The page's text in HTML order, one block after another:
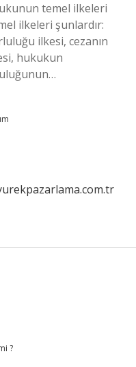
temel ilkeleri
ilkeleri şunlardır:
ilkesi, cezanın
hukukun
?